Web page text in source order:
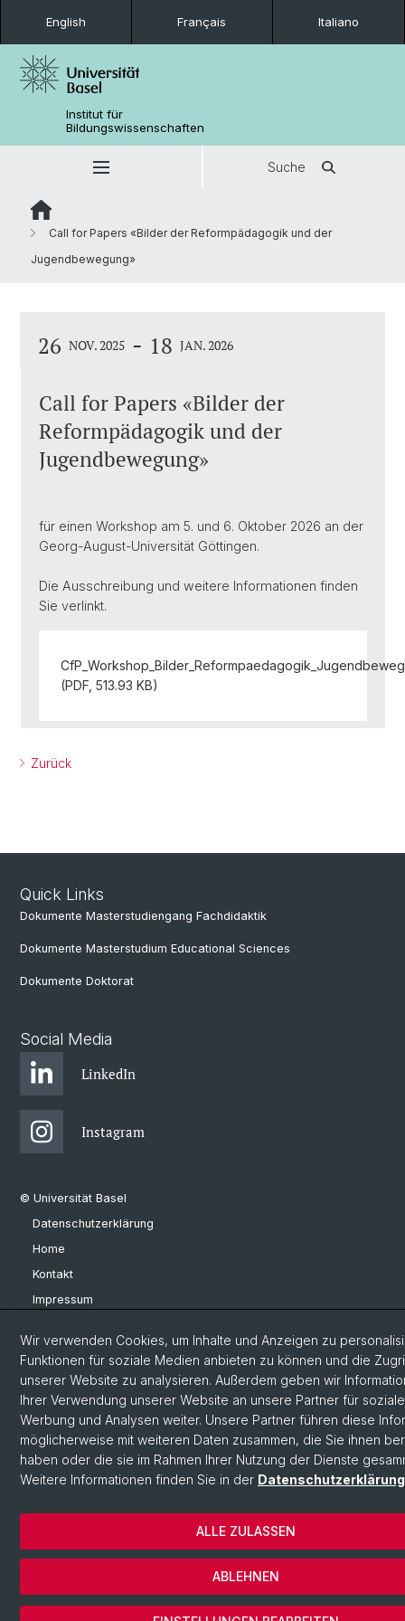
English Français Italiano
Institut für
Bildungswissenschaften
Suche
Call for Papers «Bilder der Reformpädagogik und der
Jugendbewegung»
26 NOV. 2025 - 18 JAN. 2026
Call for Papers «Bilder der
Reformpädagogik und der
Jugendbewegung»
für einen Workshop am 5. und 6. Oktober 2026 an der
Georg-August-Universität Göttingen.
Die Ausschreibung und weitere Informationen finden
Sie verlinkt.
(PDF, 513.93 KB)
Zurück
Quick Links
Dokumente Masterstudiengang Fachdidaktik
Dokumente Masterstudium Educational Sciences
Dokumente Doktorat
Social Media
LinkedIn
Instagram
© Universität Basel
Datenschutzerklärung
Home
Kontakt
Impressum
Wir verwenden Cookies, um Inhalte und Anzeigen zu
Funktionen für soziale Medien anbieten zu können und die
unserer Website zu analysieren. Außerdem geben wir
Ihrer Verwendung unserer Website an unsere Partner für
Werbung und Analysen weiter. Unsere Partner führen diese
möglicherweise mit weiteren Daten zusammen, die Sie ihnen
haben oder die sie im Rahmen Ihrer Nutzung der Dienste
Weitere Informationen finden Sie in der Datenschutzerklärung
ABLEHNEN
ALLE ZULASSEN